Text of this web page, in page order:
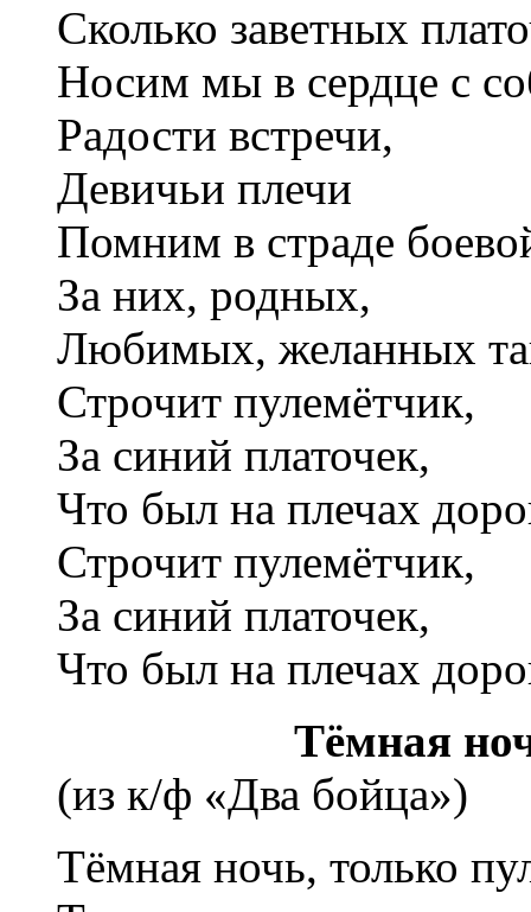
Сколько заветных
Носим мы в сердце с
Радости встречи,
Девичьи плечи
Помним в страде
За них, родных,
Любимых, желанных
Строчит пулемётчик,
За синий платочек,
Что был на плечах
Строчит пулемётчик,
За синий платочек,
Что был на плечах
Тёмная
(из к/ф «Два бойца»)
Тёмная ночь, только